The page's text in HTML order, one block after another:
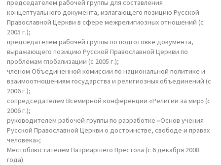
председателем рабочей группы для составления
концептуального документа, излагающего позицию Русской
Православной Церкви в сфере межрелигиозных отношений (с
2005 г.);
председателем рабочей группы по подготовке документа,
выражающего позицию Русской Православной Церкви по
проблемам глобализации (с 2005 г.);
членом Объединенной комиссии по национальной политике и
взаимоотношениям государства и религиозных объединений (с
2006 г.);
сопредседателем Всемирной конференции «Религии за мир» (с
2006 г.);
руководителем рабочей группы по разработке «Основ учения
Русской Православной Церкви о достоинстве, свободе и правах
человека»;
Местоблюстителем Патриаршего Престола (с 6 декабря 2008
года).